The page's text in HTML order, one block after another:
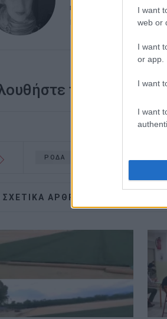
I want
web or
I want
or app.
I want
I want
ευθύνης. Ειδικεύεται
καλλιτεχνικό
το enimerosi
ΡΟΔΑ
ΣΧΕΤΙΚA AΡΘΡΑ